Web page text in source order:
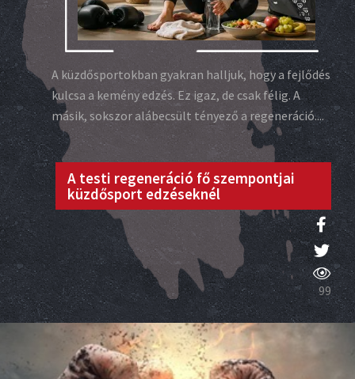
A küzdősportokban gyakran halljuk, hogy a fejlődés
kulcsa a kemény edzés. Ez igaz, de csak félig. A
másik, sokszor alábecsült tényező a regeneráció....
A testi regeneráció fő szempontjai
küzdősport edzéseknél
99